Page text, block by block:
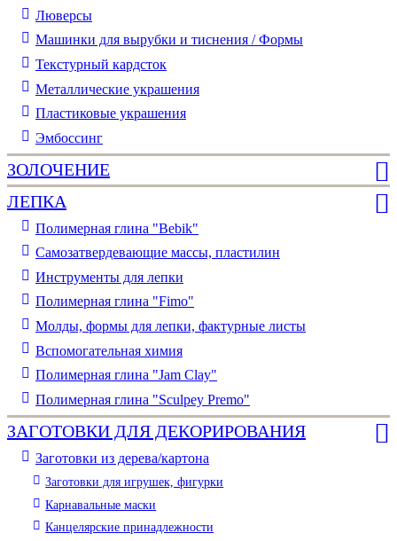
Люверсы
Машинки для вырубки и тиснения / Формы
Текстурный кардсток
Металлические украшения
Пластиковые украшения
Эмбоссинг
ЗОЛОЧЕНИЕ
ЛЕПКА
Полимерная глина "Bebik"
Самозатвердевающие массы, пластилин
Инструменты для лепки
Полимерная глина "Fimo"
Молды, формы для лепки, фактурные листы
Вспомогательная химия
Полимерная глина "Jam Clay"
Полимерная глина "Sculpey Premo"
ЗАГОТОВКИ ДЛЯ ДЕКОРИРОВАНИЯ
Заготовки из дерева/картона
Заготовки для игрушек, фигурки
Карнавальные маски
Канцелярские принадлежности